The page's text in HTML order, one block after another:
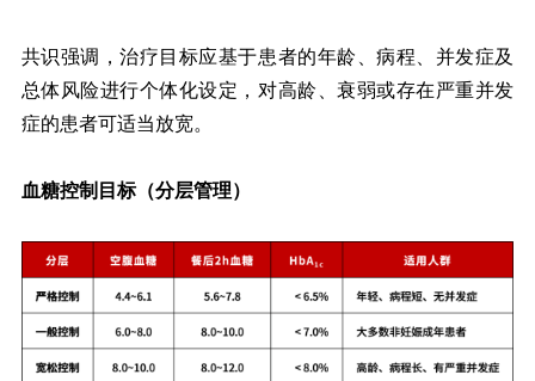
共识强调，治疗目标应基于患者的年龄、病程、并发症及
总体风险进行个体化设定，对高龄、衰弱或存在严重并发
症的患者可适当放宽。
血糖控制目标（分层管理）